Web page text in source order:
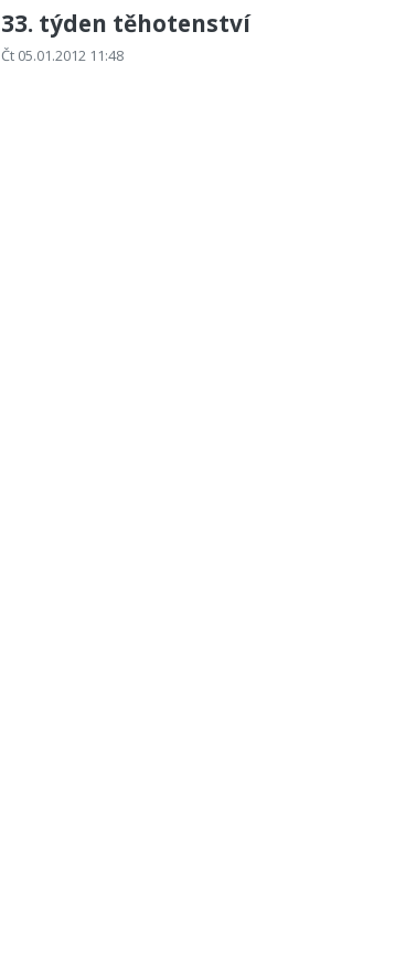
33. týden těhotenství
Čt 05.01.2012 11:48